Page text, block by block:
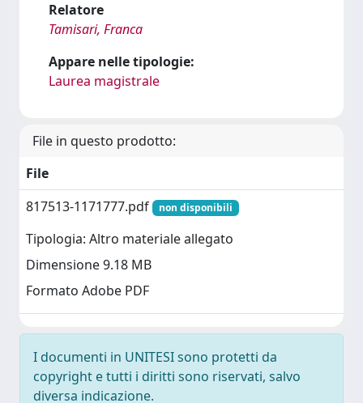
Relatore
Tamisari, Franca
Appare nelle tipologie:
Laurea magistrale
File in questo prodotto:
File
817513-1171777.pdf
non disponibili
Tipologia: Altro materiale allegato
Dimensione 9.18 MB
Formato Adobe PDF
I documenti in UNITESI sono protetti da
copyright e tutti i diritti sono riservati, salvo
diversa indicazione.